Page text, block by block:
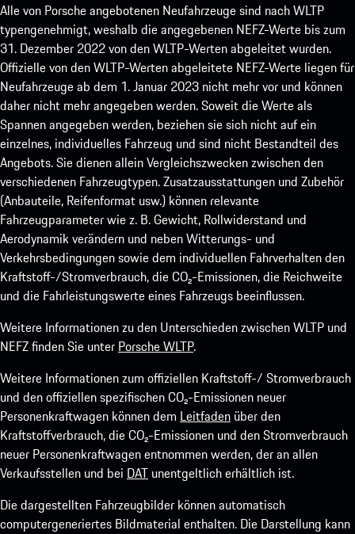
Alle von Porsche angebotenen Neufahrzeuge sind nach WLTP
typengenehmigt, weshalb die angegebenen NEFZ-Werte bis zum
31. Dezember 2022 von den WLTP-Werten abgeleitet wurden.
Offizielle von den WLTP-Werten abgeleitete NEFZ-Werte liegen für
Neufahrzeuge ab dem 1. Januar 2023 nicht mehr vor und können
daher nicht mehr angegeben werden. Soweit die Werte als
Spannen angegeben werden, beziehen sie sich nicht auf ein
einzelnes, individuelles Fahrzeug und sind nicht Bestandteil des
Angebots. Sie dienen allein Vergleichszwecken zwischen den
verschiedenen Fahrzeugtypen. Zusatzausstattungen und Zubehör
(Anbauteile, Reifenformat usw.) können relevante
Fahrzeugparameter wie z. B. Gewicht, Rollwiderstand und
Aerodynamik verändern und neben Witterungs- und
Verkehrsbedingungen sowie dem individuellen Fahrverhalten den
Kraftstoff-/Stromverbrauch, die CO₂-Emissionen, die Reichweite
und die Fahrleistungswerte eines Fahrzeugs beeinflussen.
Weitere Informationen zu den Unterschieden zwischen WLTP und
NEFZ finden Sie unter Porsche WLTP.
Weitere Informationen zum offiziellen Kraftstoff-/ Stromverbrauch
und den offiziellen spezifischen CO₂-Emissionen neuer
Personenkraftwagen können dem Leitfaden über den
Kraftstoffverbrauch, die CO₂-Emissionen und den Stromverbrauch
neuer Personenkraftwagen entnommen werden, der an allen
Verkaufsstellen und bei DAT unentgeltlich erhältlich ist.
Die dargestellten Fahrzeugbilder können automatisch
computergeneriertes Bildmaterial enthalten. Die Darstellung kann